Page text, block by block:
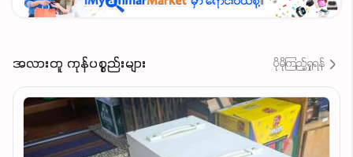
အစာကိုထပ်ပြီး စားချင်တယ်💥💥
ဗိုက်ကခဏ ခဏဆာတဲ့အခါမှာ အစားကိုစားပေးလို့ရပါ
တယ် ဒါပေမယ့် ဆီကြော်တို့ ထမင်းတို့ကိုရှောင်ပေးပါ❎
အလားတူ ကုန်ပစ္စည်းများ ပိုမိုကြည့်ရှုရန်